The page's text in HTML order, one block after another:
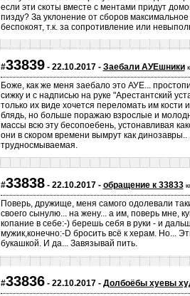
если эти скоты вместе с ментами придут
пизду? За уклонение от сборов
беспокоят, т.к. за сопротивление или
#33839- 22.10.2017 - Заебали АУЕшники
Боже, как же меня заебало это АУЕ...
сижку и с надписью на руке "Арестантский
только их виде хочется переломать им
блядь, но больше поражаю взрослые и
массы всю эту бесопоебень, устонавливая
они в скором времени вымрут как
трудносмываемая.
#33838- 22.10.2017 - обращение к 33833
Поверь, дружище, меня самого одолевали
своего сынулю... на жену... а им, поверь мне,
копание в себе:-) берешь себя в руки - и
мужик,конечно:-D бросить всё к херам. Но...
букашкой. И да... Завязывай пить.
#33836- 22.10.2017 - Долбоёбы хуевы